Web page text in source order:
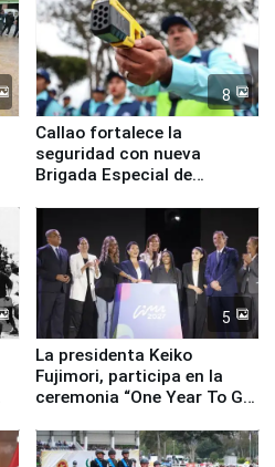
8
Callao fortalece la
seguridad con nueva
Brigada Especial de
equipamiento para
Serenazgo
5
La presidenta Keiko
Fujimori, participa en la
ceremonia “One Year To Go